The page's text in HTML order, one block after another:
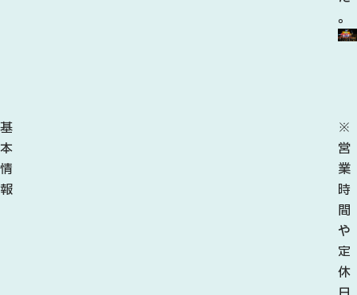
。
基
本
情
報
※
営
業
時
間
や
定
休